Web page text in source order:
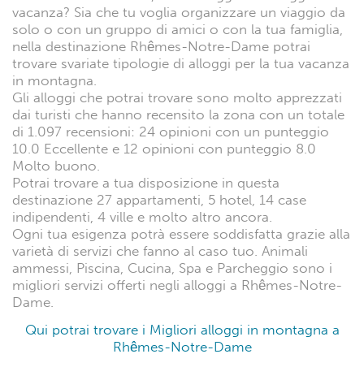
vacanza? Sia che tu voglia organizzare un viaggio da
solo o con un gruppo di amici o con la tua famiglia,
nella destinazione Rhêmes-Notre-Dame potrai
trovare svariate tipologie di alloggi per la tua vacanza
in montagna.
Gli alloggi che potrai trovare sono molto apprezzati
dai turisti che hanno recensito la zona con un totale
di 1.097 recensioni: 24 opinioni con un punteggio
10.0 Eccellente e 12 opinioni con punteggio 8.0
Molto buono.
Potrai trovare a tua disposizione in questa
destinazione 27 appartamenti, 5 hotel, 14 case
indipendenti, 4 ville e molto altro ancora.
Ogni tua esigenza potrà essere soddisfatta grazie alla
varietà di servizi che fanno al caso tuo. Animali
ammessi, Piscina, Cucina, Spa e Parcheggio sono i
migliori servizi offerti negli alloggi a Rhêmes-Notre-
Dame.
Qui potrai trovare i Migliori alloggi in montagna a
Rhêmes-Notre-Dame